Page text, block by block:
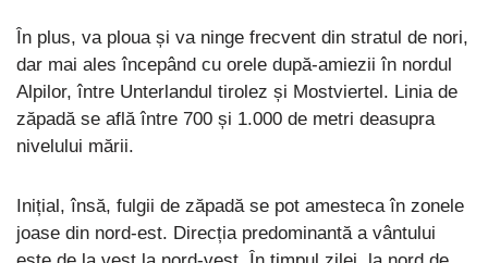
În plus, va ploua și va ninge frecvent din stratul de nori,
dar mai ales începând cu orele după-amiezii în nordul
Alpilor, între Unterlandul tirolez și Mostviertel. Linia de
zăpadă se află între 700 și 1.000 de metri deasupra
nivelului mării.
Inițial, însă, fulgii de zăpadă se pot amesteca în zonele
joase din nord-est. Direcția predominantă a vântului